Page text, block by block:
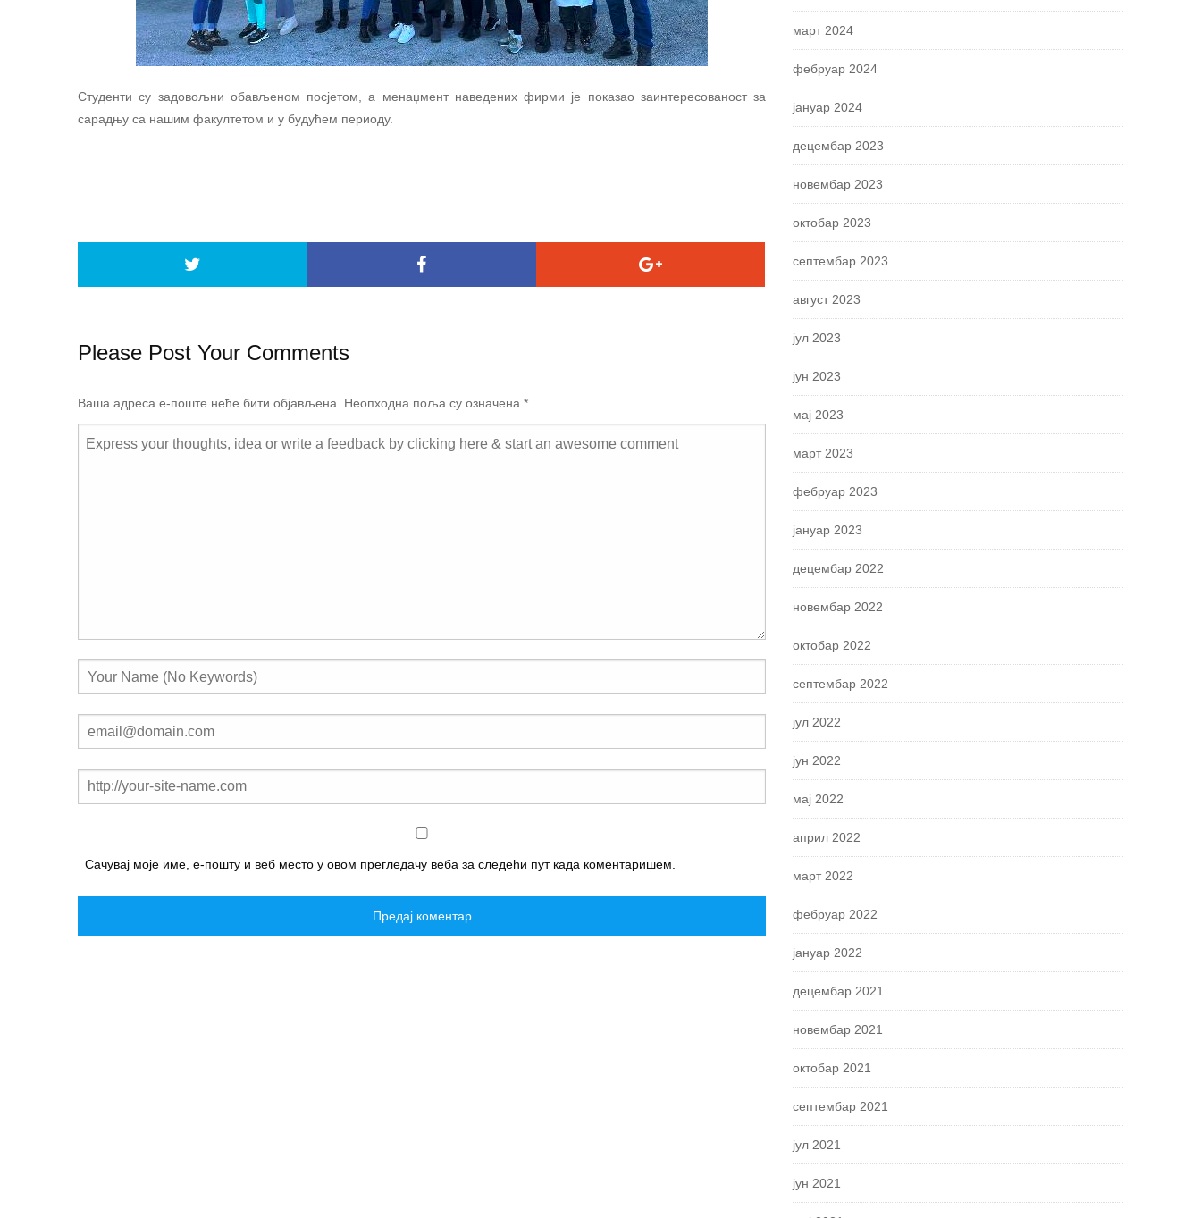
Студенти су задовољни обављеном посјетом, а менаџмент наведених фирми је показао заинтересованост за
сарадњу са нашим факултетом и у будућем периоду.
Please Post Your Comments
Ваша адреса е-поште неће бити објављена. Неопходна поља су означена *
Сачувај моје име, е-пошту и веб место у овом прегледачу веба за следећи пут када коментаришем.
март 2024
фебруар 2024
јануар 2024
децембар 2023
новембар 2023
октобар 2023
септембар 2023
август 2023
јул 2023
јун 2023
мај 2023
март 2023
фебруар 2023
јануар 2023
децембар 2022
новембар 2022
октобар 2022
септембар 2022
јул 2022
јун 2022
мај 2022
април 2022
март 2022
фебруар 2022
јануар 2022
децембар 2021
новембар 2021
октобар 2021
септембар 2021
јул 2021
јун 2021